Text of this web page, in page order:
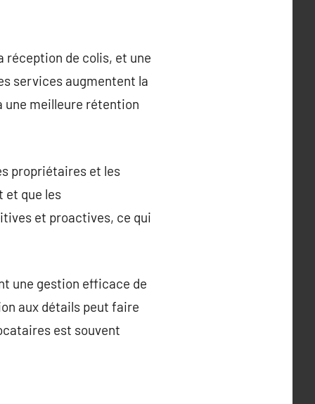
réception de colis, et une
services augmentent la
meilleure rétention
propriétaires et les
et que les
et proactives, ce qui
une gestion efficace de
aux détails peut faire
est souvent